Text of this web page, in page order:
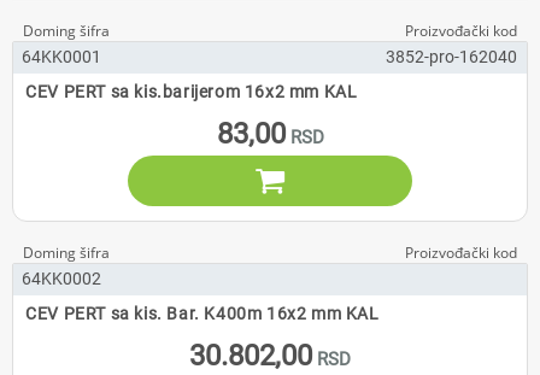
64KK0001
3852-pro-162040
CEV PERT sa kis.barijerom 16x2 mm KAL
83,00

64KK0002
CEV PERT sa kis. Bar. K400m 16x2 mm KAL
30.802,00